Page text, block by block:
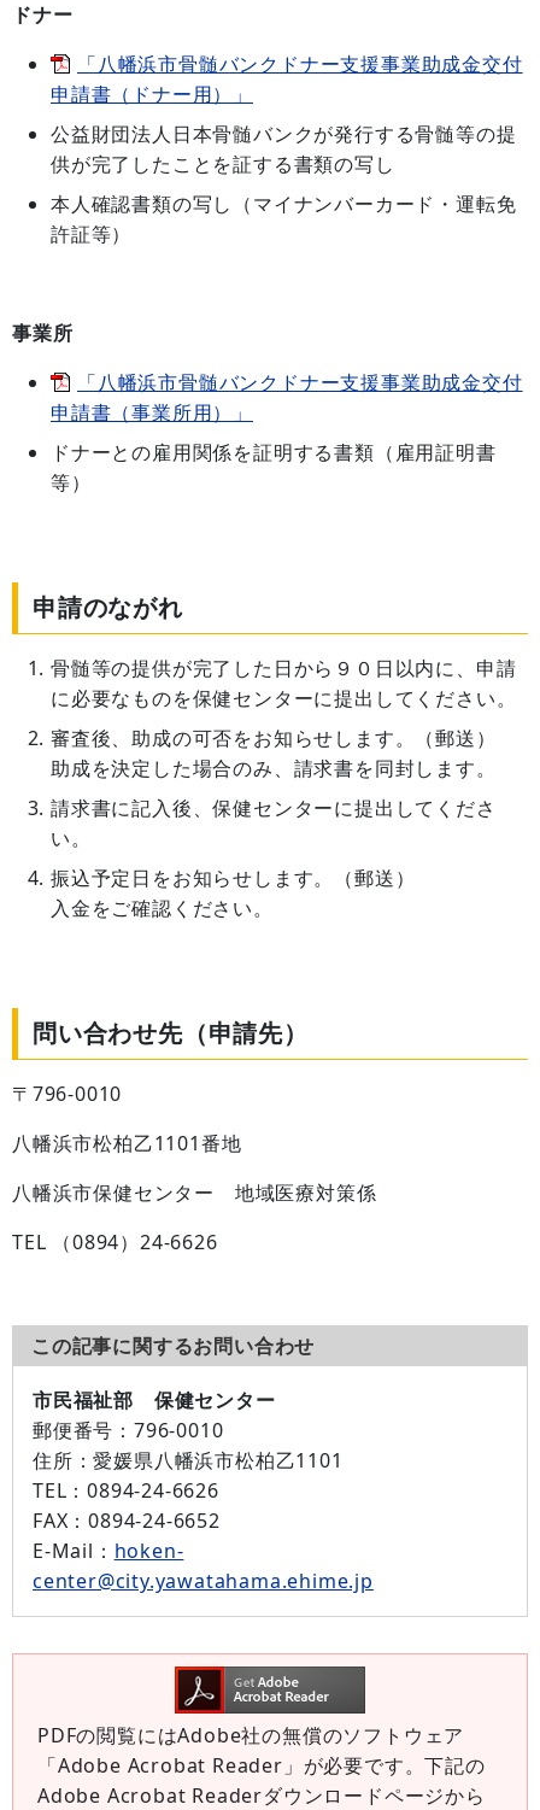
ドナー
「八幡浜市骨髄バンクドナー支援事業助成金交付
申請書（ドナー用）」
公益財団法人日本骨髄バンクが発行する骨髄等の提
供が完了したことを証する書類の写し
本人確認書類の写し（マイナンバーカード・運転免
許証等）
事業所
「八幡浜市骨髄バンクドナー支援事業助成金交付
申請書（事業所用）」
ドナーとの雇用関係を証明する書類（雇用証明書
等）
申請のながれ
骨髄等の提供が完了した日から９０日以内に、申請
に必要なものを保健センターに提出してください。
審査後、助成の可否をお知らせします。（郵送）
助成を決定した場合のみ、請求書を同封します。
請求書に記入後、保健センターに提出してくださ
い。
振込予定日をお知らせします。（郵送）
入金をご確認ください。
問い合わせ先（申請先）
〒796-0010
八幡浜市松柏乙1101番地
八幡浜市保健センター 地域医療対策係
TEL （0894）24-6626
この記事に関するお問い合わせ
市民福祉部 保健センター
郵便番号： 796-0010
住所：愛媛県八幡浜市松柏乙1101
TEL：0894-24-6626
FAX：0894-24-6652
E-Mail： hoken-
center@city.yawatahama.ehime.jp
PDFの閲覧にはAdobe社の無償のソフトウェア
「Adobe Acrobat Reader」が必要です。下記の
Adobe Acrobat Readerダウンロードページから